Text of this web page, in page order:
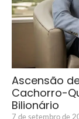
Ascensão
Cachorro-
Bilionário
7 de setembro de